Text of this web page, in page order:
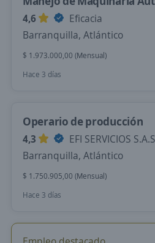
4,6
Eficacia
Barranquilla, Atlántico
$ 1.973.000,00 (Mensual)
Hace 3 días
Operario de producción
4,3
EFI SERVICIOS S.A.S
Barranquilla, Atlántico
$ 1.750.905,00 (Mensual)
Hace 3 días